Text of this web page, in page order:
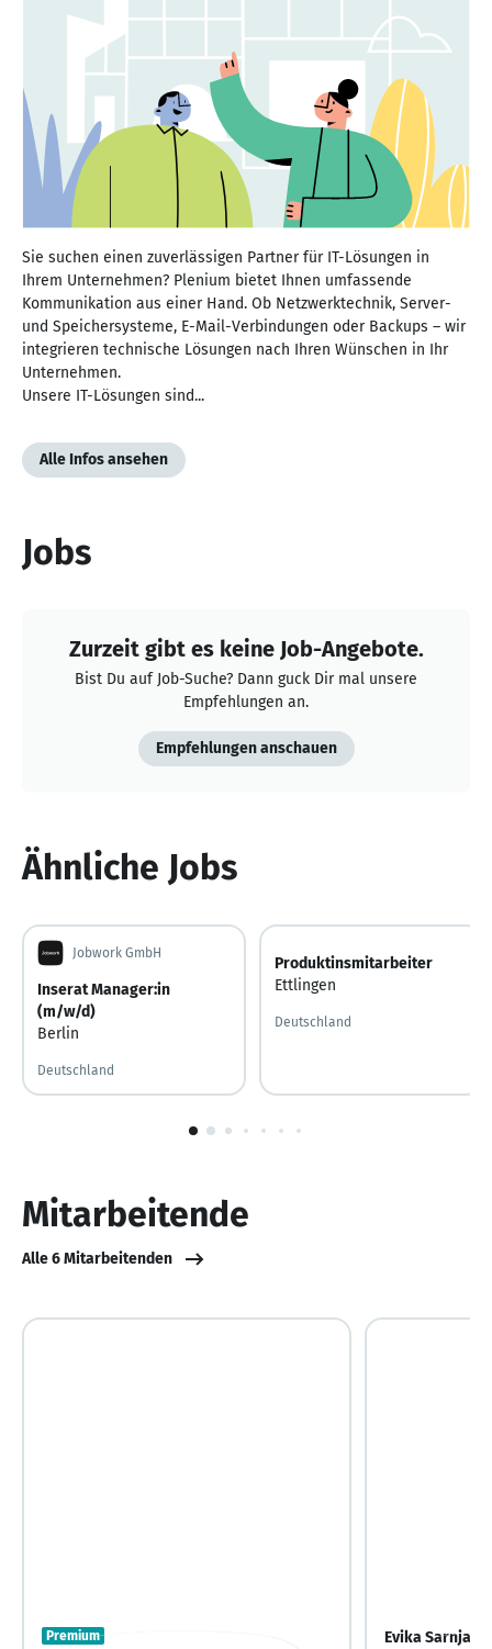
Sie suchen einen zuverlässigen Partner für IT-Lösungen in
Ihrem Unternehmen? Plenium bietet Ihnen umfassende
Kommunikation aus einer Hand. Ob Netzwerktechnik, Server-
und Speichersysteme, E-Mail-Verbindungen oder Backups – wir
integrieren technische Lösungen nach Ihren Wünschen in Ihr
Unternehmen.
Unsere IT-Lösungen sind...
Alle Infos ansehen
Jobs
Zurzeit gibt es keine Job-Angebote.
Bist Du auf Job-Suche? Dann guck Dir mal unsere
Empfehlungen an.
Empfehlungen anschauen
Ähnliche Jobs
Jobwork GmbH
Inserat Manager:in
(m/w/d)
Berlin
Deutschland
Produktinsmitarbeiter
Ettlingen
Deutschland
Mitarbeitende
Alle 6 Mitarbeitenden
Premium
Evika Sarnjai